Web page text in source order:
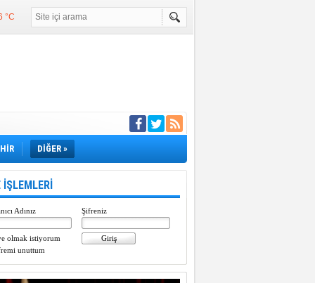
°C
girdi
DİĞER »
İŞLEMLERİ
Adınız Şifreniz
olmak istiyorum
unuttum